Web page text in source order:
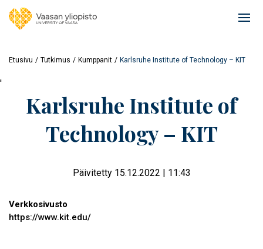
Etusivu Tutkimus Kumppanit Karlsruhe Institute of Technology – KIT
'
Karlsruhe Institute of
Technology – KIT
Päivitetty 15.12.2022 | 11:43
Verkkosivusto
https://www.kit.edu/